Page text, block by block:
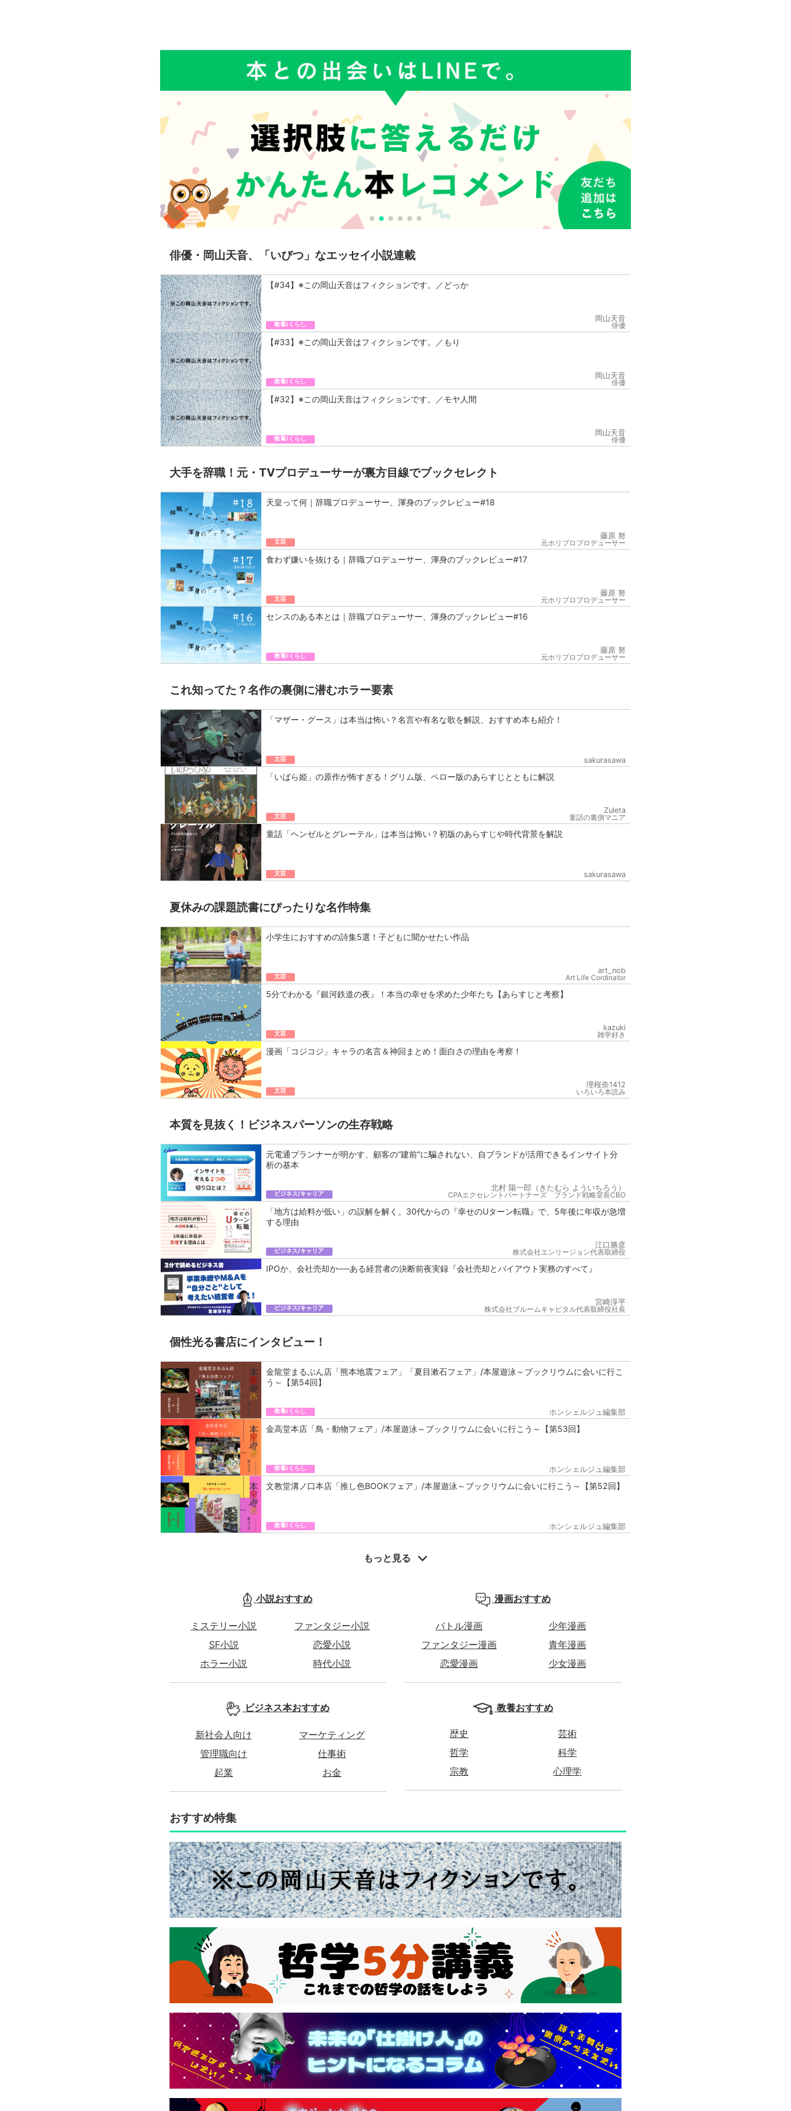
俳優・岡山天音、「いびつ」なエッセイ小説連載
【#34】※この岡山天音はフィクションです。／どっか
教養/くらし
岡山天音
俳優
【#33】※この岡山天音はフィクションです。／もり
教養/くらし
岡山天音
俳優
【#32】※この岡山天音はフィクションです。／モヤ人間
教養/くらし
岡山天音
俳優
大手を辞職！元・TVプロデューサーが裏方目線でブックセレクト
天皇って何｜辞職プロデューサー、渾身のブックレビュー#18
文芸
藤原 努
元ホリプロプロデューサー
食わず嫌いを抜ける｜辞職プロデューサー、渾身のブックレビュー#17
文芸
藤原 努
元ホリプロプロデューサー
センスのある本とは｜辞職プロデューサー、渾身のブックレビュー#16
教養/くらし
藤原 努
元ホリプロプロデューサー
これ知ってた？名作の裏側に潜むホラー要素
「マザー・グース」は本当は怖い？名言や有名な歌を解説、おすすめ本も紹介！
文芸 sakurasawa
「いばら姫」の原作が怖すぎる！グリム版、ペロー版のあらすじとともに解説
文芸
Zuleta
童話の裏側マニア
童話「ヘンゼルとグレーテル」は本当は怖い？初版のあらすじや時代背景を解説
文芸 sakurasawa
夏休みの課題読書にぴったりな名作特集
小学生におすすめの詩集5選！子どもに聞かせたい作品
文芸
art_nob
Art Life Cordinator
5分でわかる『銀河鉄道の夜』！本当の幸せを求めた少年たち【あらすじと考察】
文芸
kazuki
雑学好き
漫画「コジコジ」キャラの名言＆神回まとめ！面白さの理由を考察！
文芸
理桜奈1412
いろいろ本読み
本質を見抜く！ビジネスパーソンの生存戦略
元電通プランナーが明かす、顧客の“建前”に騙されない、自ブランドが活用できるインサイト分
析の基本
ビジネス/キャリア
北村 陽一郎（きたむら よういちろう）
CPAエクセレントパートナーズ ブランド戦略室長CBO
「地方は給料が低い」の誤解を解く。30代からの『幸せのUターン転職』で、5年後に年収が急増
する理由
ビジネス/キャリア
江口勝彦
株式会社エンリージョン代表取締役
IPOか、会社売却か──ある経営者の決断前夜実録『会社売却とバイアウト実務のすべて』
ビジネス/キャリア
宮崎淳平
株式会社ブルームキャピタル代表取締役社長
個性光る書店にインタビュー！
金龍堂まるぶん店「熊本地震フェア」「夏目漱石フェア」/本屋遊泳～ブックリウムに会いに行こ
う～【第54回】
教養/くらし ホンシェルジュ編集部
金高堂本店「鳥・動物フェア」/本屋遊泳～ブックリウムに会いに行こう～【第53回】
教養/くらし ホンシェルジュ編集部
文教堂溝ノ口本店「推し色BOOKフェア」/本屋遊泳～ブックリウムに会いに行こう～【第52回】
教養/くらし ホンシェルジュ編集部
もっと見る
小説おすすめ
ミステリー小説
ファンタジー小説
SF小説
恋愛小説
ホラー小説
時代小説
漫画おすすめ
バトル漫画
少年漫画
ファンタジー漫画
青年漫画
恋愛漫画
少女漫画
ビジネス本おすすめ
新社会人向け
マーケティング
管理職向け
仕事術
起業
お金
教養おすすめ
歴史
芸術
哲学
科学
宗教
心理学
おすすめ特集